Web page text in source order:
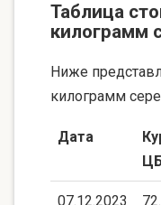
Таблица
килограмм
Ниже
килограмм
Дата
07.12.2023